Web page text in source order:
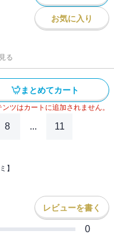
お気に入り
る
まとめてカート
ツはカートに追加されません。
8 ... 11
】
レビューを書く
0